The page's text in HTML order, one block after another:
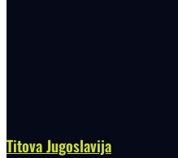
Titova Jugoslavija